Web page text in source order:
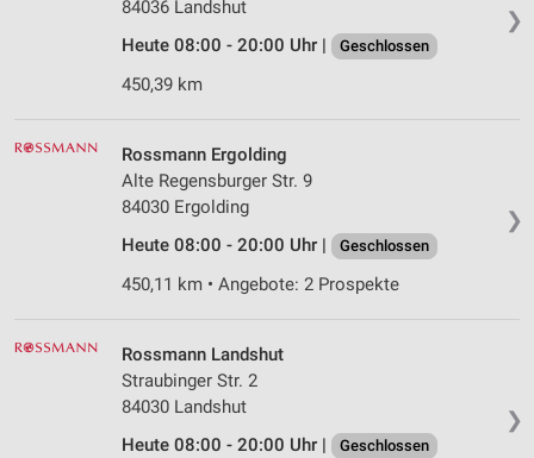
❯
84036 Landshut
Heute 08:00 - 20:00 Uhr |
Geschlossen
450,39 km
❯
Rossmann Ergolding
Alte Regensburger Str. 9
84030 Ergolding
Heute 08:00 - 20:00 Uhr |
Geschlossen
450,11 km • Angebote: 2 Prospekte
❯
Rossmann Landshut
Straubinger Str. 2
84030 Landshut
Heute 08:00 - 20:00 Uhr |
Geschlossen